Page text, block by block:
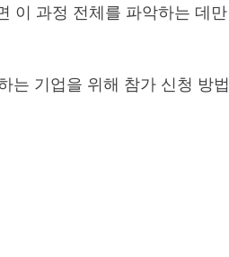
이 과정 전체를 파악하는 데
는 기업을 위해 참가 신청 방